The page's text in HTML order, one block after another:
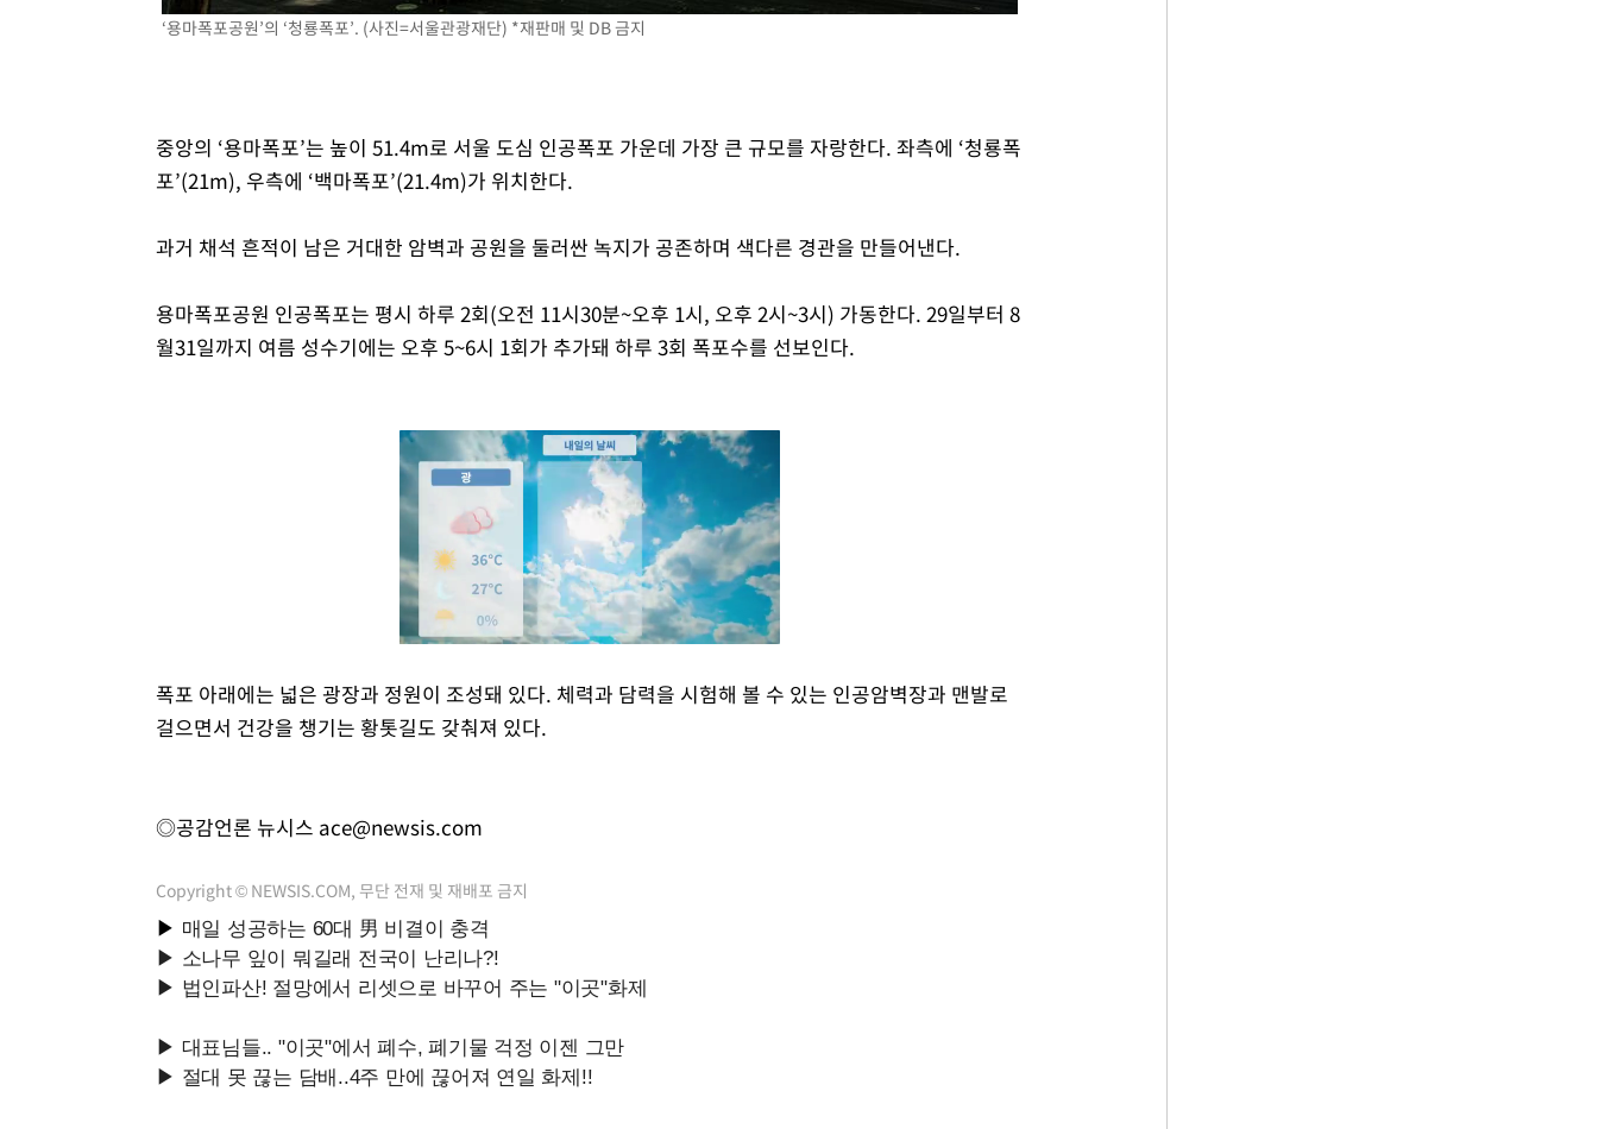
‘용마폭포공원’의 ‘청룡폭포’. (사진=서울관광재단) *재판매 및 DB 금지
중앙의 ‘용마폭포’는 높이 51.4m로 서울 도심 인공폭포 가운데 가장 큰 규모를 자랑한다. 좌측에 ‘청룡폭
포’(21m), 우측에 ‘백마폭포’(21.4m)가 위치한다.
과거 채석 흔적이 남은 거대한 암벽과 공원을 둘러싼 녹지가 공존하며 색다른 경관을 만들어낸다.
용마폭포공원 인공폭포는 평시 하루 2회(오전 11시30분~오후 1시, 오후 2시~3시) 가동한다. 29일부터 8
월31일까지 여름 성수기에는 오후 5~6시 1회가 추가돼 하루 3회 폭포수를 선보인다.
폭포 아래에는 넓은 광장과 정원이 조성돼 있다. 체력과 담력을 시험해 볼 수 있는 인공암벽장과 맨발로
걸으면서 건강을 챙기는 황톳길도 갖춰져 있다.
◎공감언론 뉴시스 ace@newsis.com
Copyright © NEWSIS.COM, 무단 전재 및 재배포 금지